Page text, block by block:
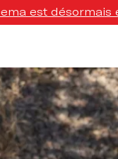
est